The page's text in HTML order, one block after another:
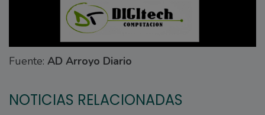
Fuente: AD Arroyo Diario
NOTICIAS RELACIONADAS